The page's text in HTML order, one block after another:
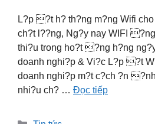
L?p ?t h? th?ng m?ng Wifi
ch?t l??ng, Ng?y nay WIFI
thi?u trong ho?t ?ng h?ng
doanh nghi?p & Vi?c L?p ?t
doanh nghi?p m?t c?ch ?n
nhi?u ch? … Đọc tiếp